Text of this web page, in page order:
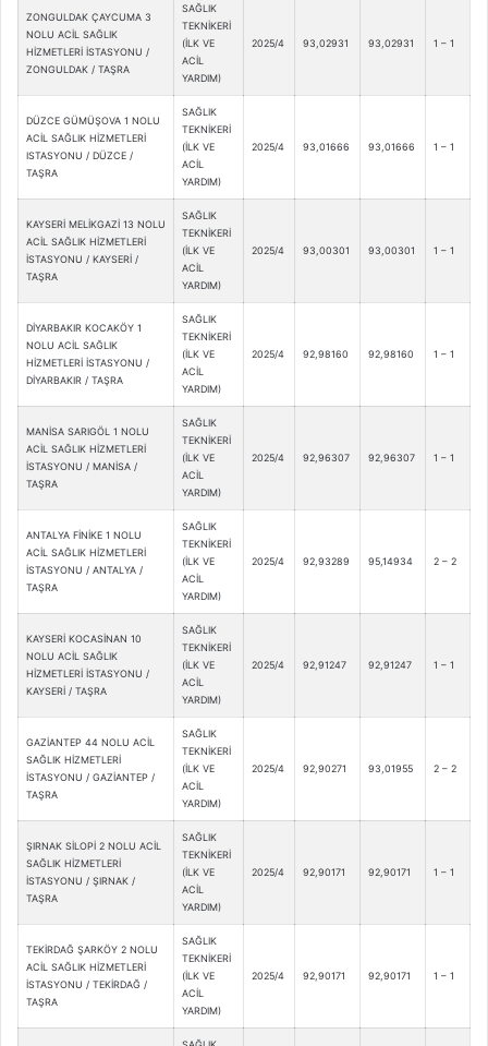
ZONGULDAK ÇAYCUMA 3
NOLU ACİL SAĞLIK
HİZMETLERİ İSTASYONU /
ZONGULDAK / TAŞRA
SAĞLIK
TEKNİKERİ
(İLK VE
ACİL
YARDIM)
2025/4 93,02931 93,02931 1 – 1
DÜZCE GÜMÜŞOVA 1 NOLU
ACİL SAĞLIK HİZMETLERİ
ISTASYONU / DÜZCE /
TAŞRA
SAĞLIK
TEKNİKERİ
(İLK VE
ACİL
YARDIM)
2025/4 93,01666 93,01666 1 – 1
KAYSERİ MELİKGAZİ 13 NOLU
ACİL SAĞLIK HİZMETLERİ
İSTASYONU / KAYSERİ /
TAŞRA
SAĞLIK
TEKNİKERİ
(İLK VE
ACİL
YARDIM)
2025/4 93,00301 93,00301 1 – 1
DİYARBAKIR KOCAKÖY 1
NOLU ACİL SAĞLIK
HİZMETLERİ İSTASYONU /
DİYARBAKIR / TAŞRA
SAĞLIK
TEKNİKERİ
(İLK VE
ACİL
YARDIM)
2025/4 92,98160 92,98160 1 – 1
MANİSA SARIGÖL 1 NOLU
ACİL SAĞLIK HİZMETLERİ
İSTASYONU / MANİSA /
TAŞRA
SAĞLIK
TEKNİKERİ
(İLK VE
ACİL
YARDIM)
2025/4 92,96307 92,96307 1 – 1
ANTALYA FİNİKE 1 NOLU
ACİL SAĞLIK HİZMETLERİ
İSTASYONU / ANTALYA /
TAŞRA
SAĞLIK
TEKNİKERİ
(İLK VE
ACİL
YARDIM)
2025/4 92,93289 95,14934 2 – 2
KAYSERİ KOCASİNAN 10
NOLU ACİL SAĞLIK
HİZMETLERİ İSTASYONU /
KAYSERİ / TAŞRA
SAĞLIK
TEKNİKERİ
(İLK VE
ACİL
YARDIM)
2025/4 92,91247 92,91247 1 – 1
GAZİANTEP 44 NOLU ACİL
SAĞLIK HİZMETLERİ
İSTASYONU / GAZİANTEP /
TAŞRA
SAĞLIK
TEKNİKERİ
(İLK VE
ACİL
YARDIM)
2025/4 92,90271 93,01955 2 – 2
ŞIRNAK SİLOPİ 2 NOLU ACİL
SAĞLIK HİZMETLERİ
İSTASYONU / ŞIRNAK /
TAŞRA
SAĞLIK
TEKNİKERİ
(İLK VE
ACİL
YARDIM)
2025/4 92,90171 92,90171 1 – 1
TEKİRDAĞ ŞARKÖY 2 NOLU
ACİL SAĞLIK HİZMETLERİ
İSTASYONU / TEKİRDAĞ /
TAŞRA
SAĞLIK
TEKNİKERİ
(İLK VE
ACİL
YARDIM)
2025/4 92,90171 92,90171 1 – 1